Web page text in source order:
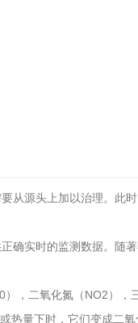
从源头上加以治理。此
确实时的监测数据。随
，二氧化氮（NO2），
热量下时，它们变成二氧